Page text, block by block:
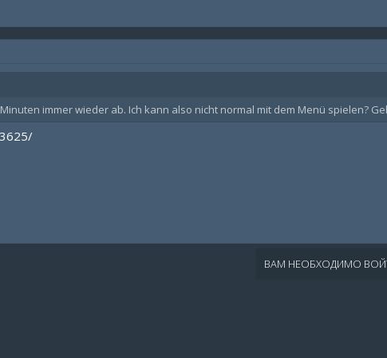
immer wieder ab. Ich kann also nicht normal mit dem Menü spielen?
ВАМ НЕОБХОДИМО